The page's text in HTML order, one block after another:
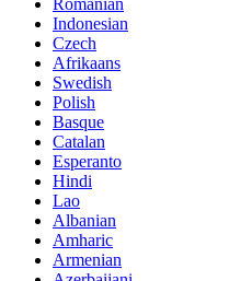
Indonesian
Czech
Afrikaans
Swedish
Polish
Basque
Catalan
Esperanto
Hindi
Lao
Albanian
Amharic
Armenian